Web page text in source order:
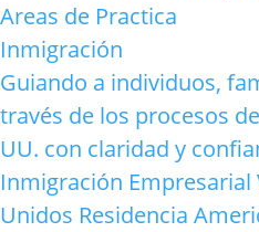
Areas de Practica
Inmigración
Guiando a individuos,
través de los procesos
UU. con claridad y
Inmigración Empresarial
Unidos Residencia